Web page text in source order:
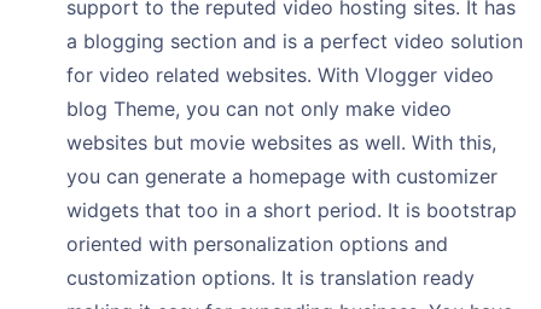
support to the reputed video hosting sites. It has
a blogging section and is a perfect video solution
for video related websites. With Vlogger video
blog Theme, you can not only make video
websites but movie websites as well. With this,
you can generate a homepage with customizer
widgets that too in a short period. It is bootstrap
oriented with personalization options and
customization options. It is translation ready